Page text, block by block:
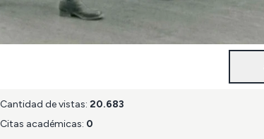
Cantidad de vistas: 20.683
Citas académicas: 0